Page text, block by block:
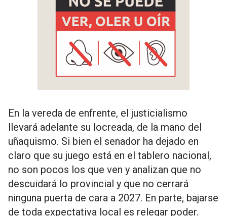
En la vereda de enfrente, el justicialismo
llevará adelante su locreada, de la mano del
uñaquismo. Si bien el senador ha dejado en
claro que su juego está en el tablero nacional,
no son pocos los que ven y analizan que no
descuidará lo provincial y que no cerrará
ninguna puerta de cara a 2027. En parte, bajarse
de toda expectativa local es relegar poder.